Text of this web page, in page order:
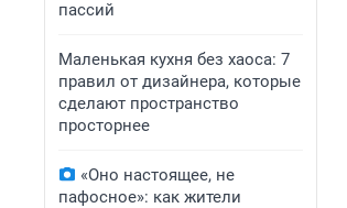
пассий
Маленькая кухня без хаоса: 7
правил от дизайнера, которые
сделают пространство
просторнее
«Оно настоящее, не
пафосное»: как жители